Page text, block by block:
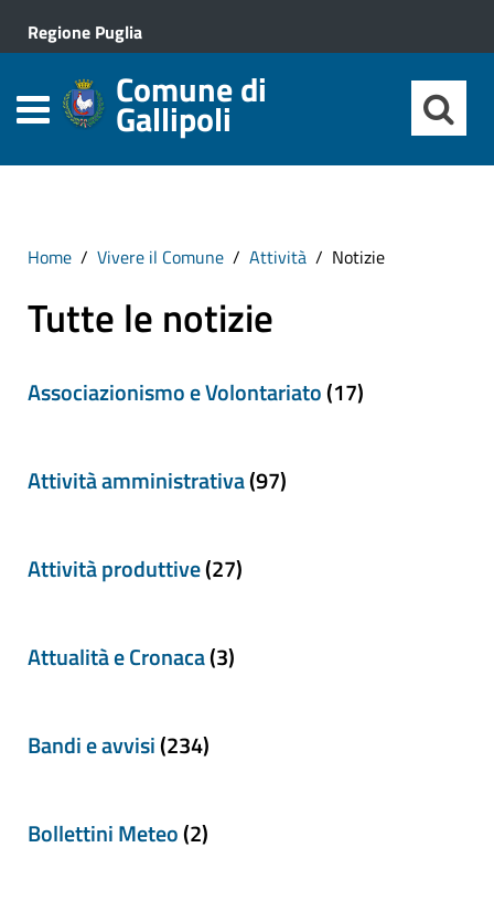
Regione Puglia
Comune di
Gallipoli
Home Vivere il Comune Attività Notizie
Tutte le notizie
Associazionismo e Volontariato(17)
Attività amministrativa(97)
Attività produttive(27)
Attualità e Cronaca(3)
Bandi e avvisi(234)
Bollettini Meteo(2)